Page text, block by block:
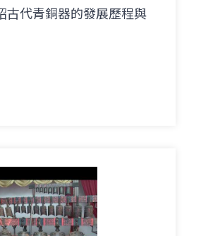
古代青銅器的發展歷程與